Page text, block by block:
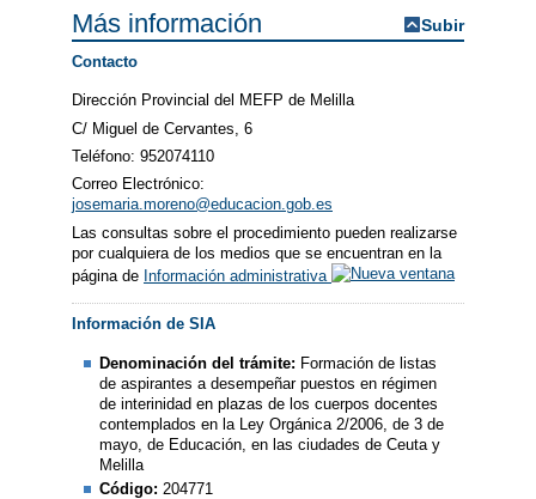
Más información Subir
Contacto
Dirección Provincial del MEFP de Melilla
C/ Miguel de Cervantes, 6
Teléfono: 952074110
Correo Electrónico:
josemaria.moreno@educacion.gob.es
Las consultas sobre el procedimiento pueden realizarse
por cualquiera de los medios que se encuentran en la
página de Información administrativa
Información de SIA
Denominación del trámite: Formación de listas
de aspirantes a desempeñar puestos en régimen
de interinidad en plazas de los cuerpos docentes
contemplados en la Ley Orgánica 2/2006, de 3 de
mayo, de Educación, en las ciudades de Ceuta y
Melilla
Código: 204771